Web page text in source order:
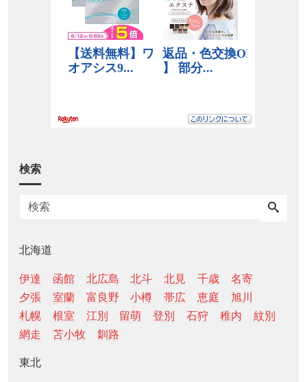
検索
北海道
伊達 函館 北広島 北斗 北見 千歳
名寄
夕張
室蘭 富良野 小樽 帯広 恵庭
旭川
札幌
根室 江別 留萌 登別 石狩 稚内
紋別
網走
苫小牧 釧路
東北